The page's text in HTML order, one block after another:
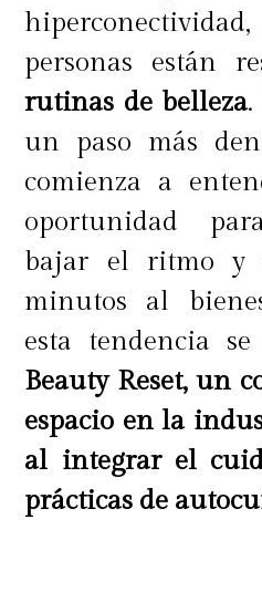
personas están
rutinas de belleza.
un paso más
comienza a
oportunidad
bajar el ritmo y
minutos al
esta tendencia
Beauty Reset, un
espacio en la
al integrar el
prácticas de